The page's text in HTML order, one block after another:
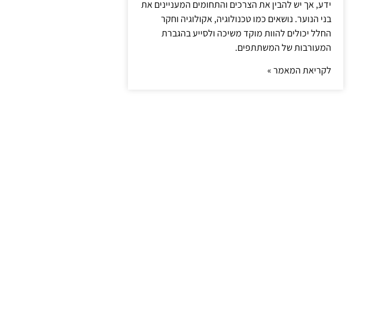
ידע, אך יש להבין את הצרכים והתחומים המעניינים את
בני הנוער. נושאים כמו טכנולוגיה, אקולוגיה וחקר
החלל יכולים להוות מוקד משיכה ולסייע בהגברת
המעורבות של המשתתפים.
לקריאת המאמר »